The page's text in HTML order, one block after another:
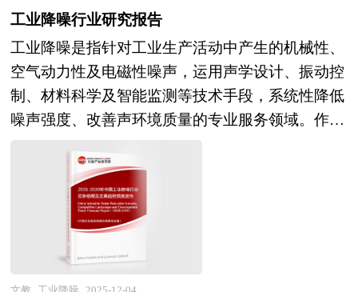
办法。报告对于脑机接口产品生产企业、经销商、
行业管理部门以及拟进入该行业的投资者具有重要
的参考价值，对于研究我国脑机接口行业发展规
律、提高企业的运营效率、促进企业的发展壮大有
学术和实践的双重意义。
行业竞争力，以及行业的投资分析和趋势预测等
等。报告还综合了医药检测行业的整体发展动态，
对行业在产品方面提供了参考建议和具体解决办
法。报告对于医药检测产品生产企业、经销商、行
业管理部门以及拟进入该行业的投资者具有重要的
提高企业的运营效率、促进企业的发展壮大有学术
和实践的双重意义。
能大模型将从辅助决策工具升级为农业产业中枢神
经，基于亿级农业生产数据训练的垂直模型深度赋
能农情预测、水肥决策与病虫害防治，推动农业
从"经验驱动"向"数据驱动"根本转变；数字孪生技
术从单体农场扩展至区域级农业生态系统，实现全
要素、全周期、全链条的虚拟映射与智能调控。生
态化协同方面，"政府搭台、企业唱戏、科研支
撑"的新型协同机制走向成熟，区域级智慧农业大
数据平台、企业级SaaS服务平台与科研机构技术解
决方案加速融合，形成产业链上下游利益共享的价
值共同体；农业科技金融高端对话与创投大赛常态
求，新能源电站、电化学储能、氢能设施、数据中
心等新兴场景对特殊火灾防控提出更高要求，成为
行业增长的核心引擎。产业格局层面，青鸟消防、
海康消防等头部企业凭借全产品线布局与渠道优势
持续扩大份额，但行业整体集中度仍偏低，区域性
价中标现象依然存在，同时高端消防装备如大流量
压缩空气泡沫系统、高层灭火无人机等仍一定程度
依赖进口。 未来，消防行业将沿智慧化、专业
化、服务化三条主线加速演进。智慧化维度，AI大
模型将深度赋能火灾风险预测与指挥决策，基于历
史火灾数据、气象信息、建筑特征的融合模型实现
民间依法流通，成为收藏与投资的重要对象。 作
清达到鼎盛，至今已成为继房地产、股票后的第三
大投资热点。其收藏活动兼具物质与精神双重属
性：一方面，通过科学保存（如控制温湿度、避免
化学接触）与专业修复，古玩得以延续物理生命；
另一方面，藏家通过“以藏养藏”优化藏品结构，或
通过学术研究挖掘其历史价值，实现文化传承。然
而，古玩市场也需警惕投机行为——唯有提升鉴赏
能力、恪守行业规范（如“成交不退货”“不打探来
历”），方能在品味历史韵味的同时，避免陷入“打
眼”陷阱，真正实现“藏古不富，识古不穷”的收藏
工业降噪行业研究报告
工业降噪是指针对工业生产活动中产生的机械性、
空气动力性及电磁性噪声，运用声学设计、振动控
制、材料科学及智能监测等技术手段，系统性降低
噪声强度、改善声环境质量的专业服务领域。作为
现代工业文明与生态环境和谐共生的关键保障环
节，工业降噪不仅是《噪声污染防治法》等法律法
规的刚性要求，更是保障劳动者职业健康、提升企
业生产运营效率、履行社会责任的重要支撑。
在"双碳"目标深化推进、绿色制造体系全面构建、
产业工人健康权益日益受到重视的战略背景下，工
业降噪已从边缘性的环保配套措施，演进为贯穿工